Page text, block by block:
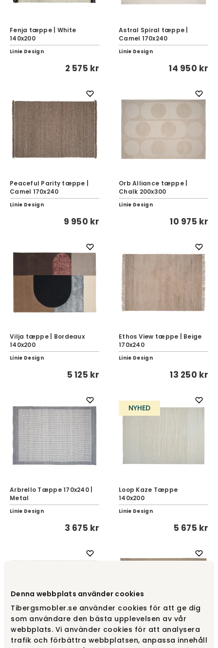
Denna webbplats använder cookies
Tibergsmobler.se använder cookies för att ge dig
som användare den bästa upplevelsen av vår
webbplats. Vi använder cookies för att analysera
trafik och förbättra webbplatsen, anpassa innehåll
Fenja tæppe | White
140x200
Linie Design
2 575 kr
Astral Spiral tæppe |
Camel 170x240
Linie Design
14 950 kr
Peaceful Parity tæppe |
Camel 170x240
Linie Design
9 950 kr
Orb Alliance tæppe |
Chalk 200x300
Linie Design
10 975 kr
Vilja tæppe | Bordeaux
140x200
Linie Design
5 125 kr
Ethos View tæppe | Beige
170x240
Linie Design
13 250 kr
Arbrello Tæppe 170x240 |
Metal
Linie Design
3 675 kr
NYHED
Loop Kaze Tæppe
140x200
Linie Design
5 675 kr
Adonic Mist Tæppe |
Cursive Expanse tæppe |